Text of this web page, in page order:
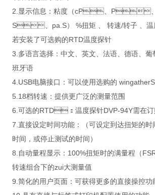
2.显示信息：粘度（cP、P
S、pa.S） %扭矩 、 转速/转子 、
若安装了可选购的RTD温度探针
3.多语言选择：中文、英文、法语、德语、葡
班牙语
4.USB电脑接口：可以使用选购的
5.18档转速：提供更广泛的测量范围
6.可选的RTD：温度探针DVP-94Y需在订
7.直接设定时间功能：（可设定到达扭矩的时
时间，或停止测试的时间）
8.自动量程显示：100%扭矩时的满量程（
转速组合下的zui大测量值
9.简化的用户页面：可获得更多的直接操控功